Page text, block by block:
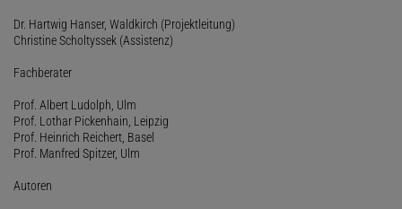
Dr. Hartwig Hanser, Waldkirch (Projektleitung)
Christine Scholtyssek (Assistenz)
Fachberater
Prof. Albert Ludolph, Ulm
Prof. Lothar Pickenhain, Leipzig
Prof. Heinrich Reichert, Basel
Prof. Manfred Spitzer, Ulm
Autoren